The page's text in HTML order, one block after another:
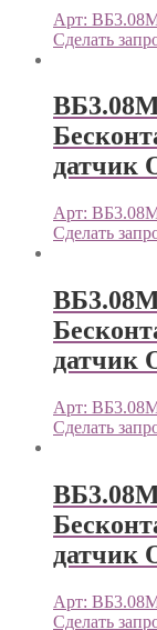
Арт:
Сделать
датчик
Арт:
Сделать
датчик
Арт:
Сделать
датчик
Арт:
Сделать